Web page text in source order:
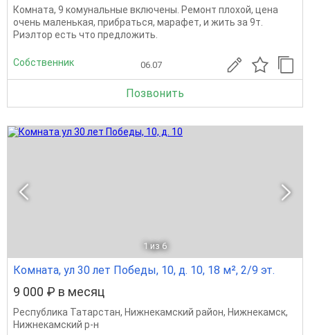
Комната, 9 комунальные включены. Ремонт плохой, цена
очень маленькая, прибраться, марафет, и жить за 9т.
Риэлтор есть что предложить.
Собственник 06.07
Позвонить
1 из 6
Комната, ул 30 лет Победы, 10, д. 10, 18 м², 2/9 эт.
9 000 ₽ в месяц
Республика Татарстан, Нижнекамский район, Нижнекамск,
Нижнекамский р-н